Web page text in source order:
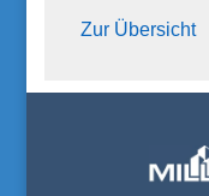
Zur Übersicht